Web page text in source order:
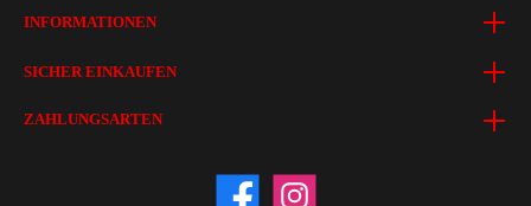
INFORMATIONEN
SICHER EINKAUFEN
ZAHLUNGSARTEN